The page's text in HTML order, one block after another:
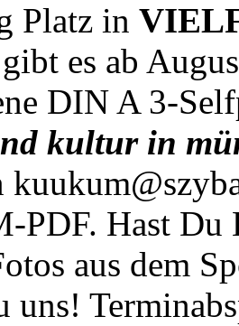
Platz in
es ab
DIN A 3-
kultur in
PDF. Hast Du
aus dem
uns!